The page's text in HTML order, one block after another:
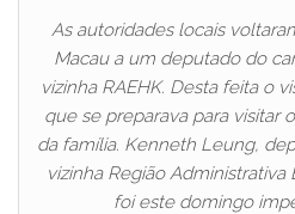
As autoridades locais
Macau a um deputado do
vizinha RAEHK. Desta feita o
que se preparava para visitar
da família. Kenneth Leung,
vizinha Região
foi este domingo